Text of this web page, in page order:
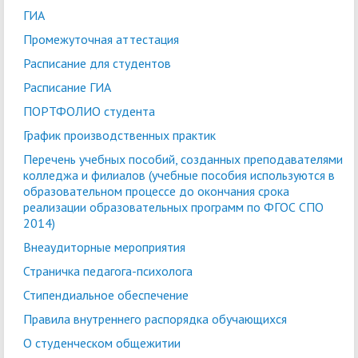
ГИА
Промежуточная аттестация
Расписание для студентов
Расписание ГИА
ПОРТФОЛИО студента
График производственных практик
Перечень учебных пособий, созданных преподавателями
колледжа и филиалов (учебные пособия используются в
образовательном процессе до окончания срока
реализации образовательных программ по ФГОС СПО
2014)
Внеаудиторные мероприятия
Страничка педагога-психолога
Стипендиальное обеспечение
Правила внутреннего распорядка обучающихся
О студенческом общежитии